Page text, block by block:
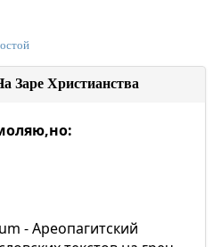
Заре Христианства
- Ареопагитский